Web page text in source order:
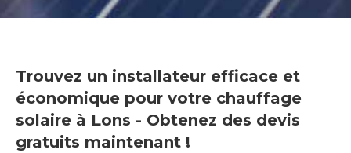
Trouvez un installateur efficace et
économique pour votre chauffage
solaire à Lons - Obtenez des devis
gratuits maintenant !